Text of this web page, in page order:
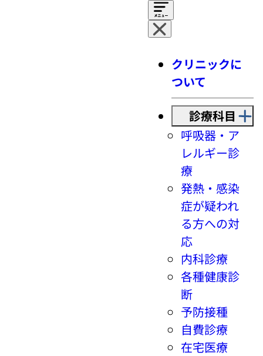
クリニックに
ついて
診療科目
呼吸器・ア
レルギー診
療
発熱・感染
症が疑われ
る方への対
応
内科診療
各種健康診
断
予防接種
自費診療
在宅医療